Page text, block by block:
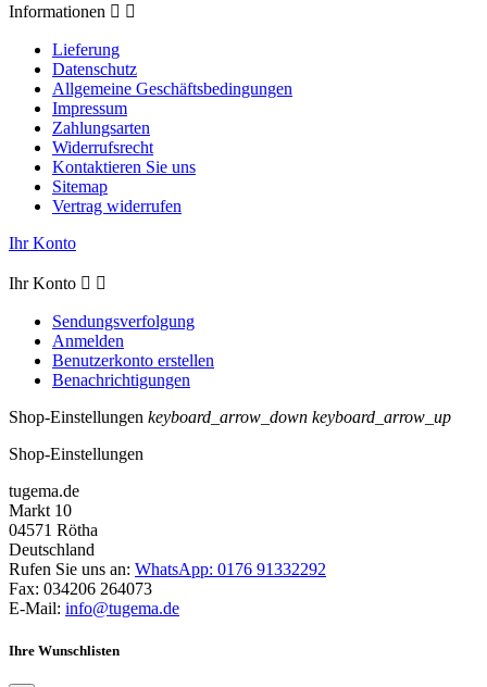
Informationen  
Lieferung
Datenschutz
Allgemeine Geschäftsbedingungen
Impressum
Zahlungsarten
Widerrufsrecht
Kontaktieren Sie uns
Sitemap
Vertrag widerrufen
Ihr Konto
Ihr Konto  
Sendungsverfolgung
Anmelden
Benutzerkonto erstellen
Benachrichtigungen
Shop-Einstellungen keyboard_arrow_down keyboard_arrow_up
Shop-Einstellungen
tugema.de
Markt 10
04571 Rötha
Deutschland
Rufen Sie uns an: WhatsApp: 0176 91332292
Fax: 034206 264073
E-Mail: info@tugema.de
Ihre Wunschlisten